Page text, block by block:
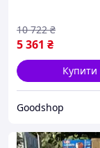
5 361 ₴
10 722 ₴
Купити
Goodshop